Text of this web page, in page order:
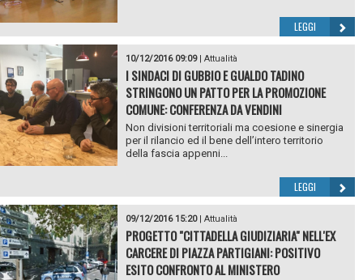
LEGGI
10/12/2016 09:09| Attualità
I SINDACI DI GUBBIO E GUALDO TADINO
STRINGONO UN PATTO PER LA PROMOZIONE
COMUNE: CONFERENZA DA VENDINI
Non divisioni territoriali ma coesione e sinergia
per il rilancio ed il bene dell’intero territorio
della fascia appenni...
LEGGI
09/12/2016 15:20| Attualità
PROGETTO "CITTADELLA GIUDIZIARIA" NELL'EX
CARCERE DI PIAZZA PARTIGIANI: POSITIVO
ESITO CONFRONTO AL MINISTERO